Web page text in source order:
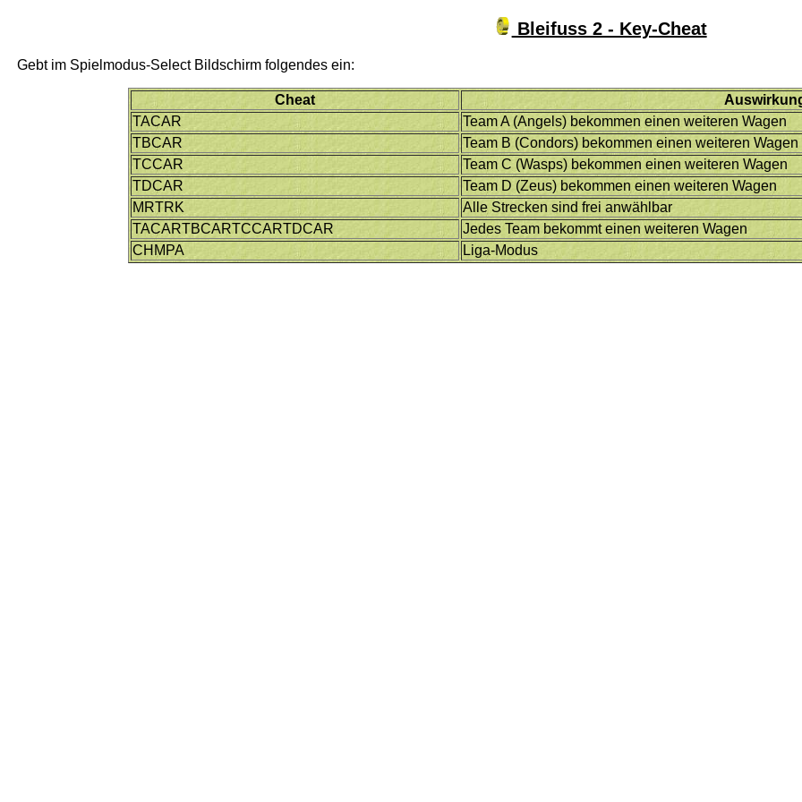
Bleifuss 2 - Key-Cheat
Gebt im Spielmodus-Select Bildschirm folgendes ein:
Cheat
TACAR
Team A (Angels) bekommen einen weiteren Wagen
TBCAR
Team B (Condors) bekommen einen weiteren Wagen
TCCAR
Team C (Wasps) bekommen einen weiteren Wagen
TDCAR
Team D (Zeus) bekommen einen weiteren Wagen
MRTRK
Alle Strecken sind frei anwählbar
TACARTBCARTCCARTDCAR
Jedes Team bekommt einen weiteren Wagen
CHMPA
Liga-Modus